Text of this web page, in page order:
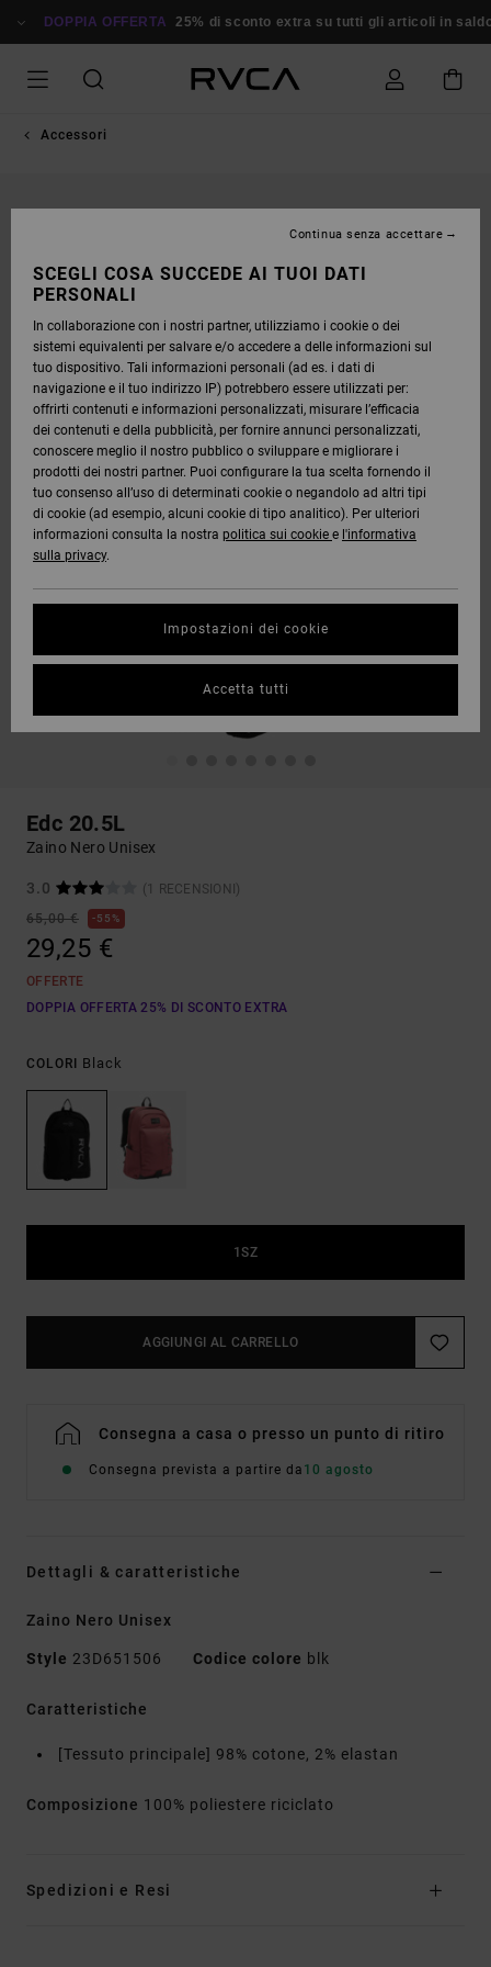
ALLEDOPPIA OFFERTA 25% di sconto extra su tutti gli articoli in saldo
Accessori
Edc 20.5L
Zaino Nero Unisex
3.0
(1 RECENSIONI)
65,00 €
55%
29,25 €
OFFERTE
DOPPIA OFFERTA 25% DI SCONTO EXTRA
COLORI Black
1SZ
AGGIUNGI AL CARRELLO
Consegna a casa o presso un punto di ritiro
Consegna prevista a partire da 10 agosto
Dettagli & caratteristiche
Zaino Nero Unisex
Style 23D651506 Codice colore blk
Caratteristiche
[Tessuto principale] 98% cotone, 2% elastan
Composizione 100% poliestere riciclato
Spedizioni e Resi
SCEGLI COSA SUCCEDE AI TUOI DATI
PERSONALI
In collaborazione con i nostri partner, utilizziamo i cookie o dei
sistemi equivalenti per salvare e/o accedere a delle informazioni sul
tuo dispositivo. Tali informazioni personali (ad es. i dati di
navigazione e il tuo indirizzo IP) potrebbero essere utilizzati per:
offrirti contenuti e informazioni personalizzati, misurare l’efficacia
dei contenuti e della pubblicità, per fornire annunci personalizzati,
conoscere meglio il nostro pubblico o sviluppare e migliorare i
prodotti dei nostri partner. Puoi configurare la tua scelta fornendo il
tuo consenso all’uso di determinati cookie o negandolo ad altri tipi
di cookie (ad esempio, alcuni cookie di tipo analitico). Per ulteriori
informazioni consulta la nostra politica sui cookie e l'informativa
sulla privacy.
Impostazioni dei cookie
Continua senza accettare
Accetta tutti